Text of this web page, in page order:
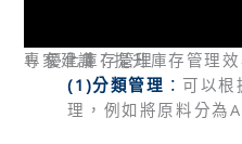
專家建議：提升庫存管理
1. 優化庫存管理
(1)分類管理 ： 可以根
理，例如將原料分為A